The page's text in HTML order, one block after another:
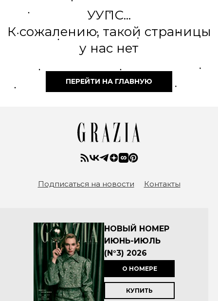
УУПС...
К сожалению, такой страницы
у нас нет
ПЕРЕЙТИ НА ГЛАВНУЮ
Подписаться на новости Контакты
НОВЫЙ НОМЕР
ИЮНЬ-ИЮЛЬ
(N°3) 2026
О НОМЕРЕ
КУПИТЬ